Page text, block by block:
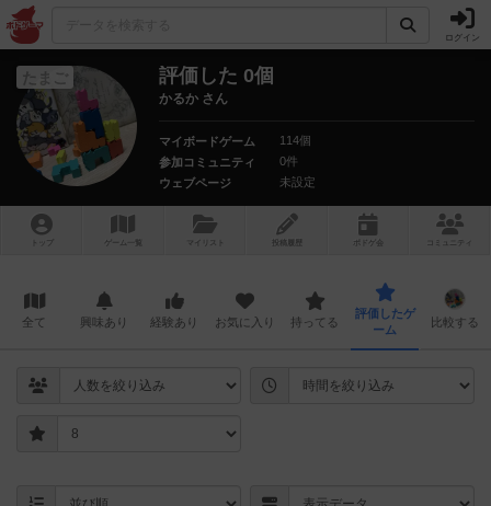
ログイン
たまご 評価した 0個
かるか さん
マイボードゲーム
114個
参加コミュニティ
0件
ウェブページ
未設定
トップ ゲーム一覧 マイリスト 投稿履歴 ボ ドゲ コミュニティ
全て 興味あり 経験あり お気に入り 持ってる
評価したゲ
ーム
比較する